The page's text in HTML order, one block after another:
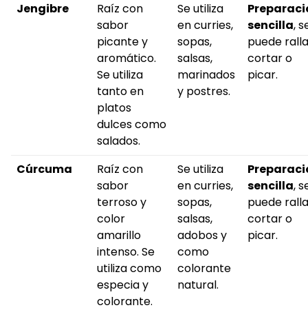
Jengibre
Raíz con
sabor
picante y
aromático.
Se utiliza
tanto en
platos
dulces como
salados.
Se utiliza
en curries,
sopas,
salsas,
marinados
y postres.
sencilla,
puede
cortar o
picar.
Cúrcuma
Raíz con
sabor
terroso y
color
amarillo
intenso. Se
utiliza como
especia y
colorante.
Se utiliza
en curries,
sopas,
salsas,
adobos y
como
colorante
natural.
sencilla,
puede
cortar o
picar.